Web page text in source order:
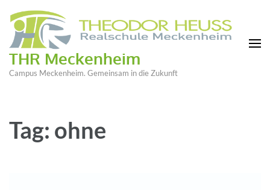
THR Meckenheim
Campus Meckenheim. Gemeinsam in die Zukunft
Tag: ohne